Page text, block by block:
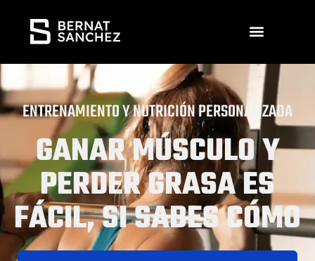
ENTRENAMIENTO Y NUTRICIÓN PERSONALIZADA
GANAR MÚSCULO Y
PERDER GRASA ES
FÁCIL, SI SABES CÓMO